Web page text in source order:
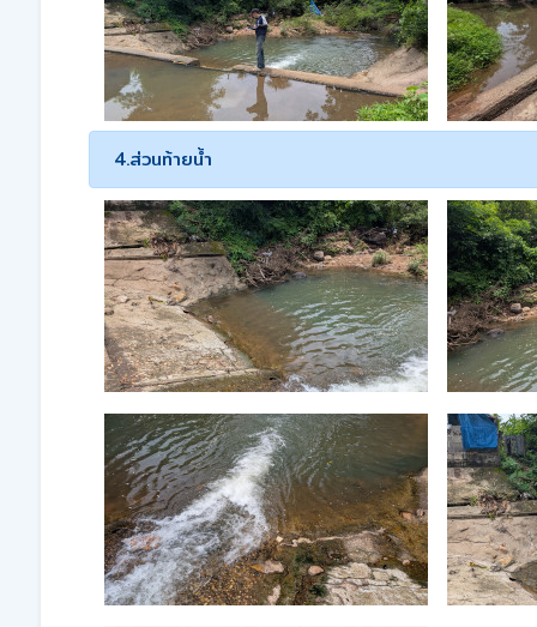
4.ส่วนท้ายน้ำ